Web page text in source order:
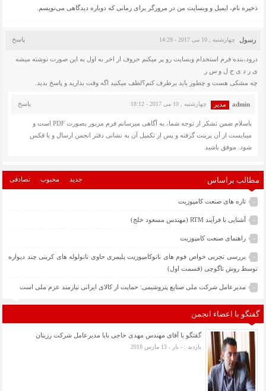
ذخیره نام، ایمیل و وبسایت من در مرورگر برای زمانی که دوباره دیدگاهی می‌نویسم.
رسول چهارشنبه , 10 می 2017 - 14:28 پاسخ
درود،بنده فرم استخدام وبسایت رو پر میکنم حروف از اخر به اول به این صورت نوشته میشه
ی ر د ی ح ل و س ر
چه مشکی هست و چطور باید برطرف کنم؟لطف میکنید اگه وقت بذارید و پاسخ بدید.
admin چهارشنبه , 10 می 2017 - 18:12 پاسخ
باسلام ضمن تشکر از توجه شما، به آگاهی میرسانم فرم مزبور بصورت PDF است و
میبایست از آن پرینت گرفته و پس از تکمیل آن به نشانی دفتر انجمن ارسال و یا فکس
شود. موفق باشید
مطالب براساس جدید محبوب تصادفی
- تازه های صنعت کامپوزیت
- آشنایی با فرآیند RTM (مهندس مسعود خلج)
- راهنمای صنعت کامپوزیت
-
بررسی تجربی خواص فوم های نانوکامپوزیت پلیمری حاوی نانولوله های کربنی چند دیواره
توسط روش تاگوچی (قسمت اول)
- مدیرعامل شرکت ملی صنایع پتروشیمی: حمایت از کالای ایرانی نیازمند عزم ملی است
گفتگو با اعضاء انجمن
گفتگو با آقای مهندس مهدی حاجی بابا مدیرعامل شرکت رزیتان
بازدید : - بار ، 13 مارس 2018